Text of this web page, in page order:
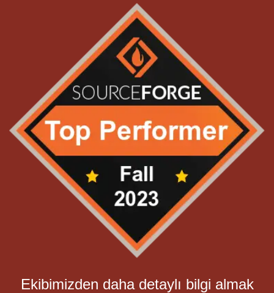
Ekibimizden daha detaylı bilgi ​almak